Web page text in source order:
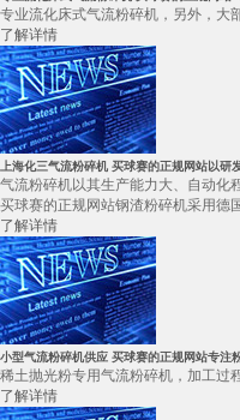
专业流化床式气流粉碎机，另外，大
了解详情
上海化三气流粉碎机 买球赛的正规网站以
气流粉碎机以其生产能力大、自动化
买球赛的正规网站钢渣粉碎机采用德
了解详情
小型气流粉碎机供应 买球赛的正规网站专注
稀土抛光粉专用气流粉碎机，加工过
了解详情